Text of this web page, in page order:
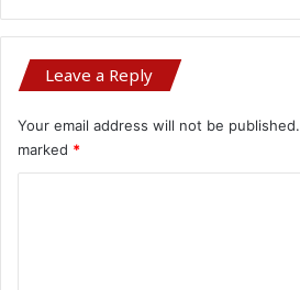
Leave a Reply
Your email address will not be published.
marked *